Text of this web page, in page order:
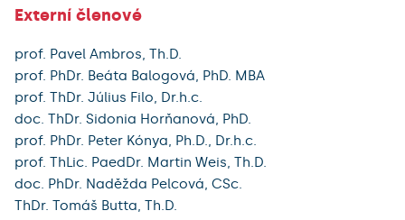
Externí členové
prof. Pavel Ambros, Th.D.
prof. PhDr. Beáta Balogová, PhD. MBA
prof. ThDr. Július Filo, Dr.h.c.
doc. ThDr. Sidonia Horňanová, PhD.
prof. PhDr. Peter Kónya, Ph.D., Dr.h.c.
prof. ThLic. PaedDr. Martin Weis, Th.D.
doc. PhDr. Naděžda Pelcová, CSc.
ThDr. Tomáš Butta, Th.D.